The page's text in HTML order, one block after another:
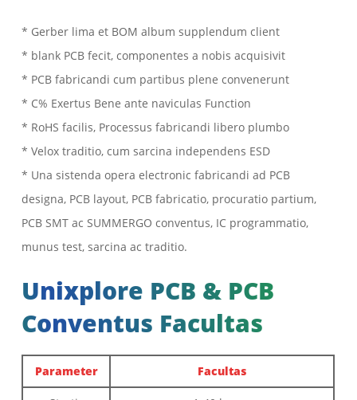
* Gerber lima et BOM album supplendum client
* blank PCB fecit, componentes a nobis acquisivit
* PCB fabricandi cum partibus plene convenerunt
* C% Exertus Bene ante naviculas Function
* RoHS facilis, Processus fabricandi libero plumbo
* Velox traditio, cum sarcina independens ESD
* Una sistenda opera electronic fabricandi ad PCB
designa, PCB layout, PCB fabricatio, procuratio partium,
PCB SMT ac SUMMERGO conventus, IC programmatio,
munus test, sarcina ac traditio.
Unixplore PCB & PCB
Conventus Facultas
Parameter Facultas